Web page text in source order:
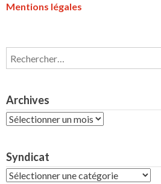
Mentions légales
Rechercher :
Archives
Archives
Syndicat
Syndicat